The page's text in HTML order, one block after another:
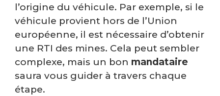
l’origine du véhicule. Par exemple, si le
véhicule provient hors de l’Union
européenne, il est nécessaire d’obtenir
une RTI des mines. Cela peut sembler
complexe, mais un bon mandataire
saura vous guider à travers chaque
étape.